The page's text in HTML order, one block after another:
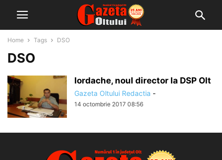
Home Tags DSO
DSO
Iordache, noul director la DSP Olt
Gazeta Oltului Redactia -
14 octombrie 2017 08:56